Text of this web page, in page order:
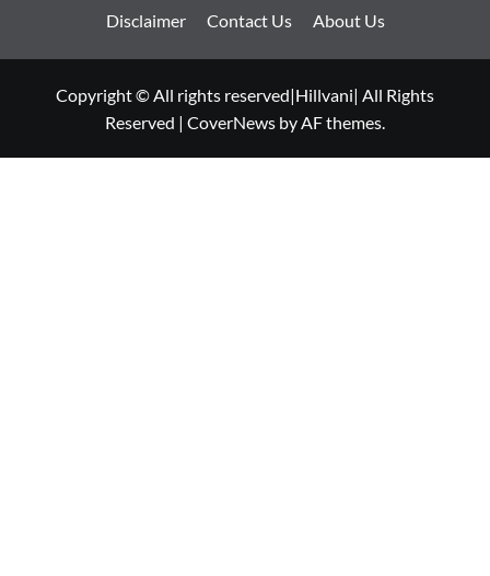
Disclaimer Contact Us About Us
Copyright © All rights reserved|Hillvani| All Rights
Reserved | CoverNews by AF themes.